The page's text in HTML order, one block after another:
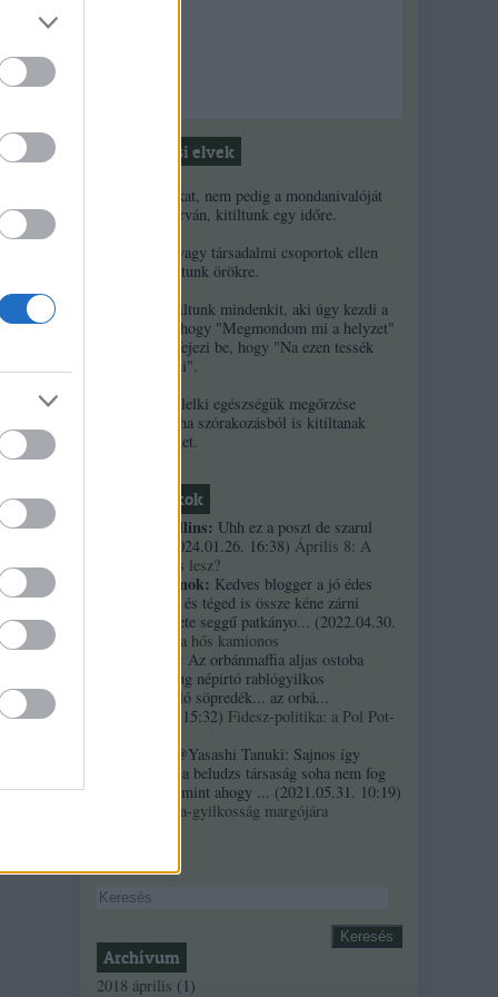
Moderálási elvek
1. Ha a másikat, nem pedig a mondanivalóját
minősíted durván, kitiltunk egy időre.
2. Ha népek vagy társadalmi csoportok ellen
uszítasz, kitiltunk örökre.
3. Örökre kitiltunk mindenkit, aki úgy kezdi a
kommentjét, hogy "Megmondom mi a helyzet"
és/vagy úgy fejezi be, hogy "Na ezen tessék
elgondolkodni".
4. A szerzők lelki egészségük megőrzése
érdekében néha szórakozásból is kitiltanak
kommentelőket.
Friss topikok
necrophil collins: Uhh ez a poszt de szarul
2024.01.26. 16:38) Április 8: A
többség kevés lesz?
Custertábornok: Kedves blogger a jó édes
kurvaanyádat és téged is össze kéne zárni
ezekkel a fekete seggű patkányo... (2022.04.30.
Árpi, a hős kamionos
kiskutyauto: Az orbánmaffia aljas ostoba
arrogáns hazug népirtó rablógyilkos
országromboló söpredék... az orbá...
2021.10.19. 15:32) Fidesz-politika: a Pol Pot-
@Yasashi Tanuki: Sajnos így
valahogy. Ez a beludzs társaság soha nem fog
integrálódni, mint ahogy ... (2021.05.31. 10:19)
A Bándy Kata-gyilkosság margójára
Archívum
2018 április ( 1 )